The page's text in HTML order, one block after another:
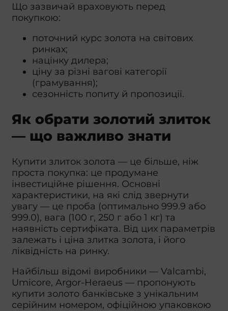
Що зазвичай враховують перед
покупкою:
поточний курс золота на світових
ринках;
націнку дилера;
ціну за різні вагові категорії
(грамування);
сезонність попиту й пропозиції.
Як обрати золотий злиток
— що важливо знати
Купити злиток золота — це більше, ніж
проста покупка: це продумане
інвестиційне рішення. Основні
характеристики, на які слід звернути
увагу — це проба (оптимально 999.9 або
999.0), вага (100 г, 250 г або 1 кг) та
наявність сертифіката. Від цих параметрів
залежать і ціна злитка золота, і його
ліквідність на ринку.
Найбільш відомі виробники — Valcambi,
Umicore, Argor-Heraeus — пропонують
купити золото банківське з унікальним
серійним номером, офіційною упаковкою